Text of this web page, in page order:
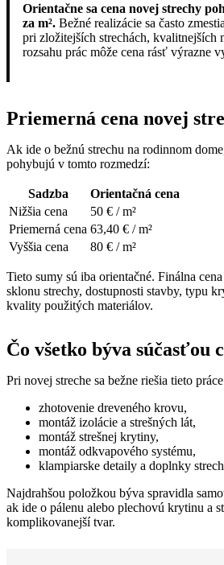
Orientačne sa cena novej strechy
za m². Bežné realizácie sa často
pri zložitejších strechách, kvalitnejších
rozsahu prác môže cena rásť výrazne
Priemerná cena novej
Ak ide o bežnú strechu na rodinnom
pohybujú v tomto rozmedzí:
Sadzba
Orientačná cena
Nižšia cena
50 € / m²
Priemerná cena 63,40 € / m²
Vyššia cena
80 € / m²
Tieto sumy sú iba orientačné. Finálna
sklonu strechy, dostupnosti stavby, typu
kvality použitých materiálov.
Čo všetko býva súčasťou
Pri novej streche sa bežne riešia tieto
zhotovenie dreveného krovu,
montáž izolácie a strešných lát,
montáž strešnej krytiny,
montáž odkvapového systému,
klampiarske detaily a doplnky
Najdrahšou položkou býva spravidla
ak ide o pálenu alebo plechovú krytinu a
komplikovanejší tvar.